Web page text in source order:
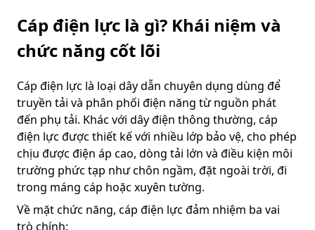
Cáp điện lực là gì? Khái niệm và
chức năng cốt lõi
Cáp điện lực là loại dây dẫn chuyên dụng dùng để
truyền tải và phân phối điện năng từ nguồn phát
đến phụ tải. Khác với dây điện thông thường, cáp
điện lực được thiết kế với nhiều lớp bảo vệ, cho phép
chịu được điện áp cao, dòng tải lớn và điều kiện môi
trường phức tạp như chôn ngầm, đặt ngoài trời, đi
trong máng cáp hoặc xuyên tường.
Về mặt chức năng, cáp điện lực đảm nhiệm ba vai
trò chính: